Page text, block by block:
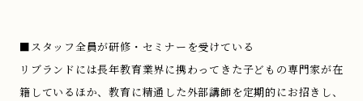
■スタッフ全員が研修・セミナーを受けている
リブランドには長年教育業界に携わってきた子どもの専門家が在
籍しているほか、教育に精通した外部講師を定期的にお招きし、